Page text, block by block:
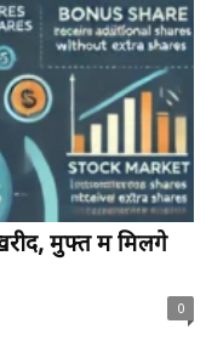
मुफ्त में मिलेंगे
0